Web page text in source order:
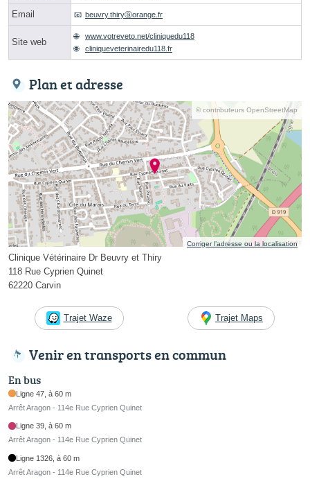
Email beuvry.thiryⓐorange.fr
Site web
www.votreveto.net/cliniquedu118
cliniqueveterinairedu118.fr
Plan et adresse
© contributeurs OpenStreetMap
Corriger l’adresse ou la localisation
Clinique Vétérinaire Dr Beuvry et Thiry
118 Rue Cyprien Quinet
62220 Carvin
Trajet Waze Trajet Maps
Venir en transports en commun
En bus
Ligne 47, à 60 m
Arrêt Aragon - 114e Rue Cyprien Quinet
Ligne 39, à 60 m
Arrêt Aragon - 114e Rue Cyprien Quinet
Ligne 1326, à 60 m
Arrêt Aragon - 114e Rue Cyprien Quinet